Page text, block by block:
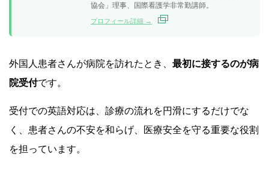
協会」理事、国際看護学非常勤講師。
プロフィール詳細 →
外国人患者さんが病院を訪れたとき、 最初に接するのが病
院受付です。
受付での英語対応は、診療の流れを円滑にするだけでな
く、患者さんの不安を和らげ、医療安全を守る重要な役割
を担っています。